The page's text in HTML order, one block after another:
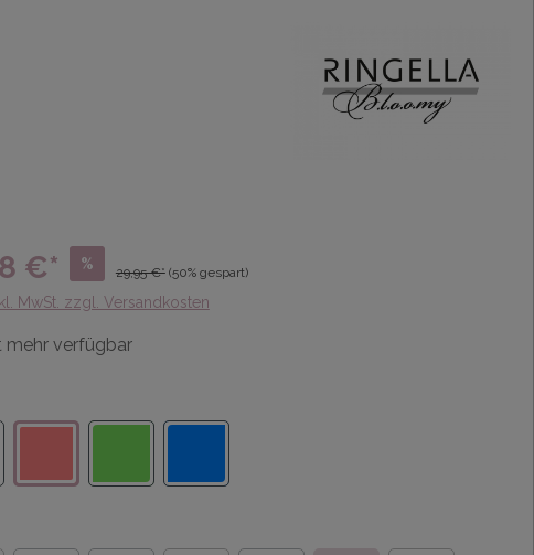
€* %
29,95 €* (50% gespart)
MwSt. zzgl. Versandkosten
mehr verfügbar